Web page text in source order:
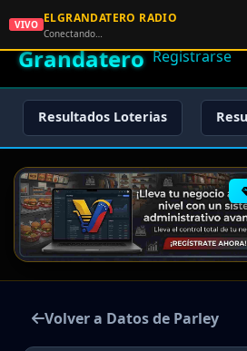
🌟 El
Grandatero Registrarse
Resultados Loterias
Volver a Datos de Parley
VIVO ELGRANDATERO RADIO
Conectando…